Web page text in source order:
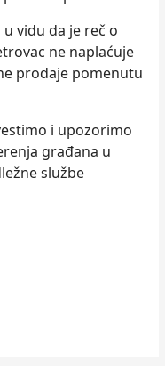
vidu da je reč o
ne naplaćuje
prodaje pomenutu
i upozorimo
građana u
službe